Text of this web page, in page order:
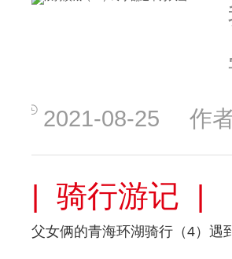
2021-08-25 作
| 骑行游记 |
父女俩的青海环湖骑行（4）遇